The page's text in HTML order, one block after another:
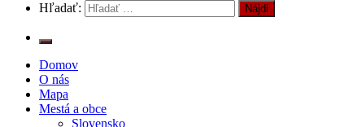
Hľadať:
Domov
O nás
Mapa
Mestá a obce
Slovensko